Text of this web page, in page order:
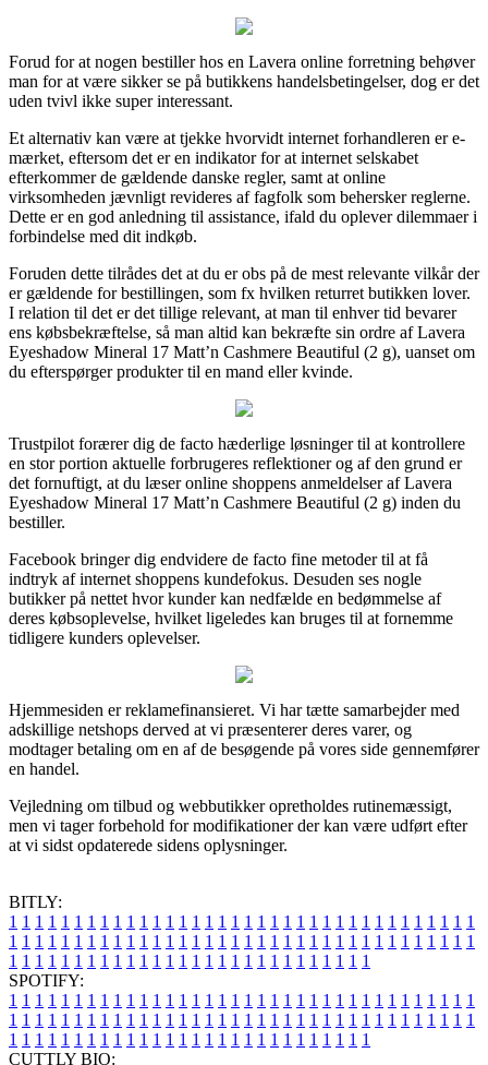
Forud for at nogen bestiller hos en Lavera online forretning behøver
man for at være sikker se på butikkens handelsbetingelser, dog er det
uden tvivl ikke super interessant.
Et alternativ kan være at tjekke hvorvidt internet forhandleren er e-
mærket, eftersom det er en indikator for at internet selskabet
efterkommer de gældende danske regler, samt at online
virksomheden jævnligt revideres af fagfolk som behersker reglerne.
Dette er en god anledning til assistance, ifald du oplever dilemmaer i
forbindelse med dit indkøb.
Foruden dette tilrådes det at du er obs på de mest relevante vilkår der
er gældende for bestillingen, som fx hvilken returret butikken lover.
I relation til det er det tillige relevant, at man til enhver tid bevarer
ens købsbekræftelse, så man altid kan bekræfte sin ordre af Lavera
Eyeshadow Mineral 17 Matt’n Cashmere Beautiful (2 g), uanset om
du efterspørger produkter til en mand eller kvinde.
Trustpilot forærer dig de facto hæderlige løsninger til at kontrollere
en stor portion aktuelle forbrugeres reflektioner og af den grund er
det fornuftigt, at du læser online shoppens anmeldelser af Lavera
Eyeshadow Mineral 17 Matt’n Cashmere Beautiful (2 g) inden du
bestiller.
Facebook bringer dig endvidere de facto fine metoder til at få
indtryk af internet shoppens kundefokus. Desuden ses nogle
butikker på nettet hvor kunder kan nedfælde en bedømmelse af
deres købsoplevelse, hvilket ligeledes kan bruges til at fornemme
tidligere kunders oplevelser.
Hjemmesiden er reklamefinansieret. Vi har tætte samarbejder med
adskillige netshops derved at vi præsenterer deres varer, og
modtager betaling om en af de besøgende på vores side gennemfører
en handel.
Vejledning om tilbud og webbutikker opretholdes rutinemæssigt,
men vi tager forbehold for modifikationer der kan være udført efter
at vi sidst opdaterede sidens oplysninger.
BITLY:
1 1 1 1 1 1 1 1 1 1 1 1 1 1 1 1 1 1 1 1 1 1 1 1 1 1 1 1 1 1 1 1 1 1 1 1
1 1 1 1 1 1 1 1 1 1 1 1 1 1 1 1 1 1 1 1 1 1 1 1 1 1 1 1 1 1 1 1 1 1 1 1
1 1 1 1 1 1 1 1 1 1 1 1 1 1 1 1 1 1 1 1 1 1 1 1 1 1 1 1
SPOTIFY:
1 1 1 1 1 1 1 1 1 1 1 1 1 1 1 1 1 1 1 1 1 1 1 1 1 1 1 1 1 1 1 1 1 1 1 1
1 1 1 1 1 1 1 1 1 1 1 1 1 1 1 1 1 1 1 1 1 1 1 1 1 1 1 1 1 1 1 1 1 1 1 1
1 1 1 1 1 1 1 1 1 1 1 1 1 1 1 1 1 1 1 1 1 1 1 1 1 1 1 1
CUTTLY BIO: